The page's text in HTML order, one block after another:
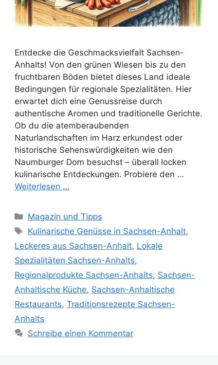
Entdecke die Geschmacksvielfalt Sachsen-
Anhalts! Von den grünen Wiesen bis zu den
fruchtbaren Böden bietet dieses Land ideale
Bedingungen für regionale Spezialitäten. Hier
erwartet dich eine Genussreise durch
authentische Aromen und traditionelle Gerichte.
Ob du die atemberaubenden
Naturlandschaften im Harz erkundest oder
historische Sehenswürdigkeiten wie den
Naumburger Dom besuchst – überall locken
kulinarische Entdeckungen. Probiere den …
Weiterlesen …
Kategorien
Magazin und Tipps
Schlagwörter
Kulinarische Genüsse in Sachsen-Anhalt,
Leckeres aus Sachsen-Anhalt, Lokale
Spezialitäten Sachsen-Anhalts,
Regionalprodukte Sachsen-Anhalts, Sachsen-
Anhaltische Küche, Sachsen-Anhaltische
Restaurants, Traditionsrezepte Sachsen-
Anhalts
Schreibe einen Kommentar